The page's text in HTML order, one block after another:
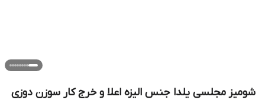
شومیز مجلسی یلدا جنس الیزه اعلا و خرج کار سوزن دوزی